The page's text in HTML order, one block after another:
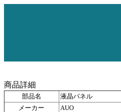
商品詳細
部品名
液晶パネル
メーカー
AUO